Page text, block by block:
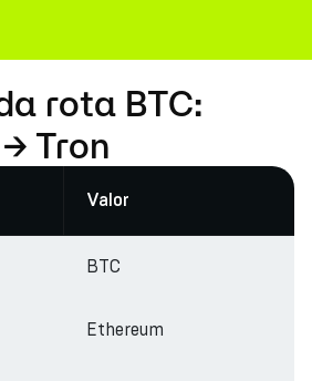
rota BTC:
Tron
Valor
BTC
Ethereum